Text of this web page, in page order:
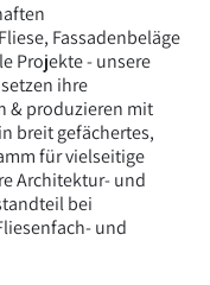
Fassadenbeläge
Projekte - unsere
ihre
& produzieren mit
breit gefächertes,
für vielseitige
Architektur- und
bei
und